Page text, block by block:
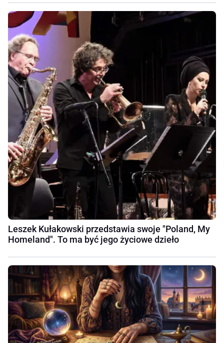
Leszek Kułakowski przedstawia swoje "Poland, My
Homeland". To ma być jego życiowe dzieło